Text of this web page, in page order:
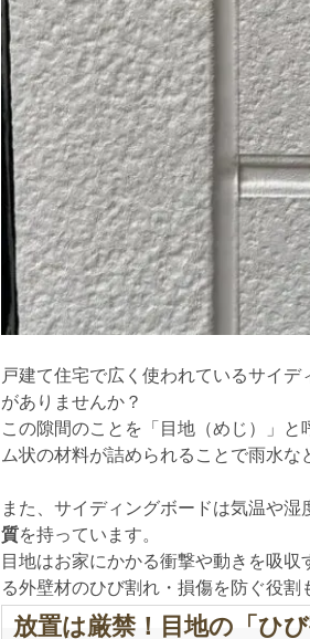
戸建て住宅で広く使われているサイ
がありませんか？
この隙間のことを「目地（めじ）」
ム状の材料が詰められることで雨水な
また、サイディングボードは気温や湿
質を持っています。
目地はお家にかかる衝撃や動きを吸収
る外壁材のひび割れ・損傷を防ぐ役割
放置は厳禁！目地の「ひ